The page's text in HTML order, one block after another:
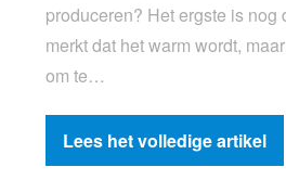
produceren? Het ergste is nog
merkt dat het warm wordt,
om te…
Lees het volledige artikel